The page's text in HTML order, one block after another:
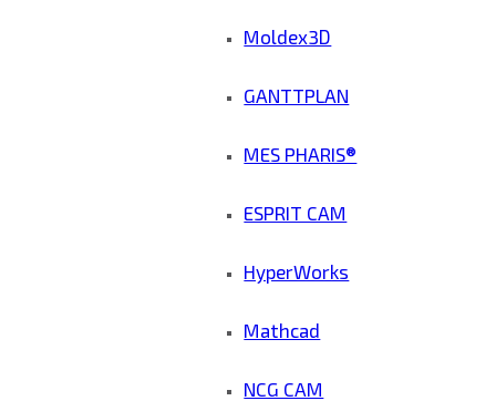
Moldex3D
GANTTPLAN
MES PHARIS®
ESPRIT CAM
HyperWorks
Mathcad
NCG CAM